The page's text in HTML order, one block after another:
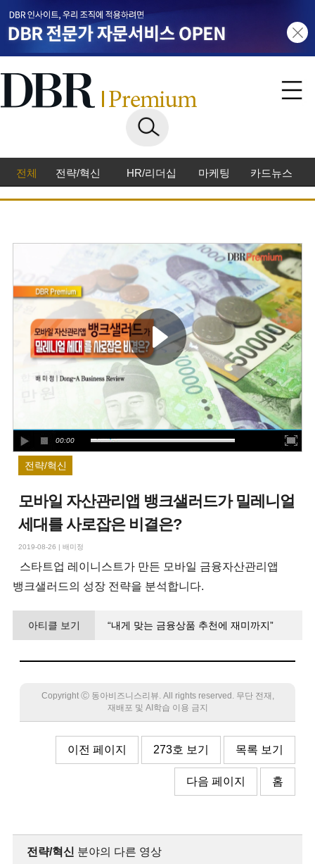
전체 전략/혁신 HR/리더십 마케팅 카드뉴스
00:00
전략/혁신
모바일 자산관리앱 뱅크샐러드가 밀레니얼
세대를 사로잡은 비결은?
2019-08-26 |배미정
스타트업 레이니스트가 만든 모바일 금융자산관리앱
뱅크샐러드의 성장 전략을 분석합니다.
아티클 보기
“내게 맞는 금융상품 추천에 재미까지”
Copyright Ⓒ 동아비즈니스리뷰. All rights reserved. 무단 전재,
재배포 및 AI학습 이용 금지
이전 페이지 273호 보기 목록 보기
다음 페이지 홈
전략/혁신 분야의 다른 영상